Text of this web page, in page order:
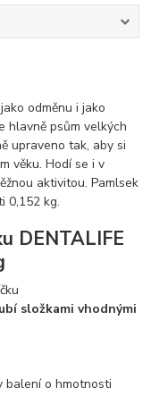
odměnu i jako
hlavně psům velkých
upraveno tak, aby si
věku. Hodí se i v
aktivitou. Pamlsek
0,152 kg.
DENTALIFE
složkami vhodnými
balení o hmotnosti